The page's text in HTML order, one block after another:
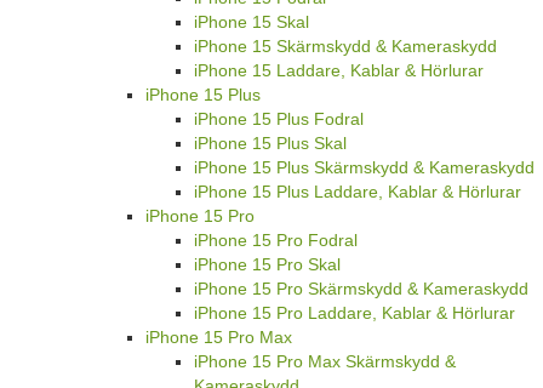
iPhone 15 Skal
iPhone 15 Skärmskydd & Kameraskydd
iPhone 15 Laddare, Kablar & Hörlurar
iPhone 15 Plus
iPhone 15 Plus Fodral
iPhone 15 Plus Skal
iPhone 15 Plus Skärmskydd & Kameraskydd
iPhone 15 Plus Laddare, Kablar & Hörlurar
iPhone 15 Pro
iPhone 15 Pro Fodral
iPhone 15 Pro Skal
iPhone 15 Pro Skärmskydd & Kameraskydd
iPhone 15 Pro Laddare, Kablar & Hörlurar
iPhone 15 Pro Max
iPhone 15 Pro Max Skärmskydd &